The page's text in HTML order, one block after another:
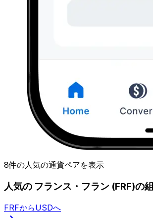
8件の人気の通貨ペアを表示
人気の フランス・フラン (FRF)の
FRFからUSDへ